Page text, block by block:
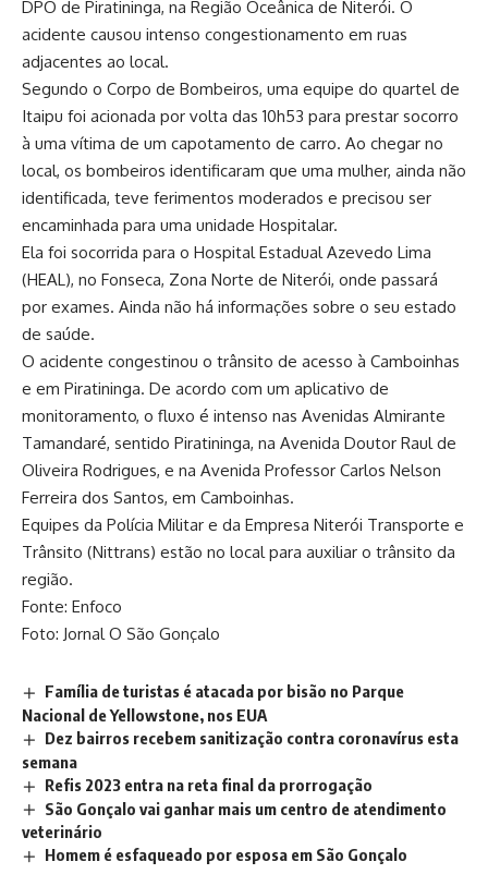
DPO de Piratininga, na Região Oceânica de Niterói. O
acidente causou intenso congestionamento em ruas
adjacentes ao local.
Segundo o Corpo de Bombeiros, uma equipe do quartel de
Itaipu foi acionada por volta das 10h53 para prestar socorro
à uma vítima de um capotamento de carro. Ao chegar no
local, os bombeiros identificaram que uma mulher, ainda não
identificada, teve ferimentos moderados e precisou ser
encaminhada para uma unidade Hospitalar.
Ela foi socorrida para o Hospital Estadual Azevedo Lima
(HEAL), no Fonseca, Zona Norte de Niterói, onde passará
por exames. Ainda não há informações sobre o seu estado
de saúde.
O acidente congestinou o trânsito de acesso à Camboinhas
e em Piratininga. De acordo com um aplicativo de
monitoramento, o fluxo é intenso nas Avenidas Almirante
Tamandaré, sentido Piratininga, na Avenida Doutor Raul de
Oliveira Rodrigues, e na Avenida Professor Carlos Nelson
Ferreira dos Santos, em Camboinhas.
Equipes da Polícia Militar e da Empresa Niterói Transporte e
Trânsito (Nittrans) estão no local para auxiliar o trânsito da
região.
Fonte: Enfoco
Foto: Jornal O São Gonçalo
Família de turistas é atacada por bisão no Parque
Nacional de Yellowstone, nos EUA
Dez bairros recebem sanitização contra coronavírus esta
semana
Refis 2023 entra na reta final da prorrogação
São Gonçalo vai ganhar mais um centro de atendimento
veterinário
Homem é esfaqueado por esposa em São Gonçalo